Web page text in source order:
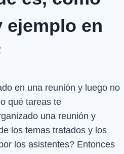
ejemplo en
en una reunión y luego no
qué tareas te
una reunión y
los temas tratados y los
los asistentes? Entonces